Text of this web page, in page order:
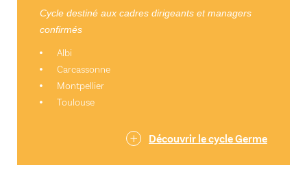
Cycle destiné aux cadres dirigeants et managers
confirmés
Albi
Carcassonne
Montpellier
Toulouse
Découvrir le cycle Germe